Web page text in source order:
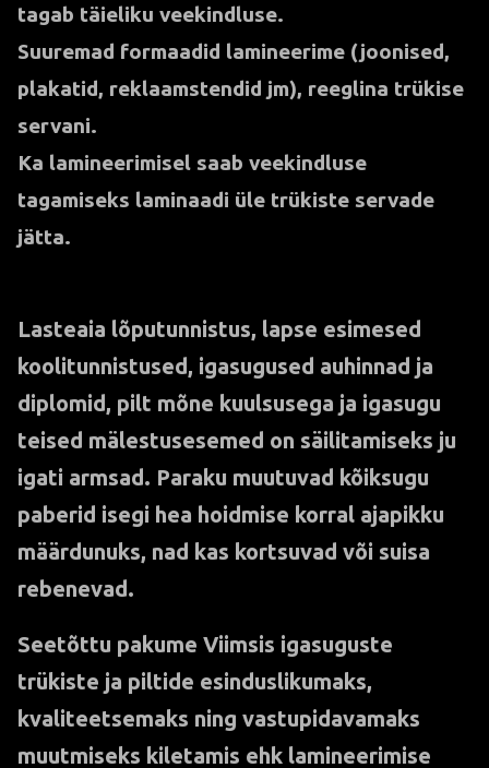
tagab täieliku veekindluse.
Suuremad formaadid lamineerime (joonised,
plakatid, reklaamstendid jm), reeglina trükise
servani.
Ka lamineerimisel saab veekindluse
tagamiseks laminaadi üle trükiste servade
jätta.
Lasteaia lõputunnistus, lapse esimesed
koolitunnistused, igasugused auhinnad ja
diplomid, pilt mõne kuulsusega ja igasugu
teised mälestusesemed on säilitamiseks ju
igati armsad. Paraku muutuvad kõiksugu
paberid isegi hea hoidmise korral ajapikku
määrdunuks, nad kas kortsuvad või suisa
rebenevad.
Seetõttu pakume Viimsis igasuguste
trükiste ja piltide esinduslikumaks,
kvaliteetsemaks ning vastupidavamaks
muutmiseks kiletamis ehk lamineerimise